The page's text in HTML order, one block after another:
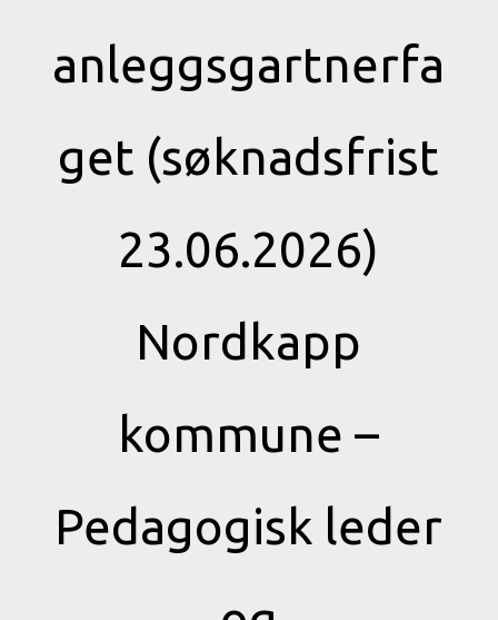
anleggsgartnerfa
get (søknadsfrist
23.06.2026)
Nordkapp
kommune –
Pedagogisk leder